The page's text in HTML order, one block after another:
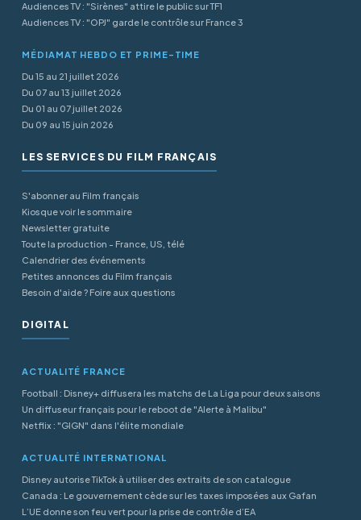
Audiences TV : "Sirènes" attire le public sur TF1
Audiences TV : "OPJ" garde le contrôle sur France 3
MÉDIAMAT HEBDO ET PRIME-TIME
Du 15 au 21 juillet 2026
Du 07 au 13 juillet 2026
Du 01 au 07 juillet 2026
Du 09 au 15 juin 2026
LES SERVICES DU FILM FRANÇAIS
S'abonner au Film français
Kiosque voir le sommaire
Newsletter gratuite
Toute la production - France, US, télé
Calendrier des événements
Petites annonces du Film français
Besoin d'aide ? Foire aux questions
DIGITAL
ACTUALITÉ FRANCE
Football : Disney+ diffusera les matchs de La Liga pour deux saisons
Un diffuseur français pour le reboot de "Alerte à Malibu"
Netflix : "GIGN" dans l'élite mondiale
ACTUALITÉ INTERNATIONAL
Disney autorise TikTok à utiliser des extraits de son catalogue
Canada : Le gouvernement cède sur les taxes imposées aux Gafan
L’UE donne son feu vert pour la prise de contrôle d’EA